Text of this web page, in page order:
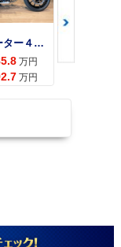
エリミネーター４００
万円
万円
カワサキ
本体価格: